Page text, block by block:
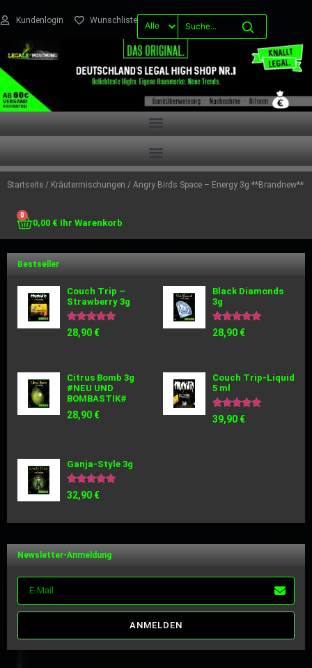
Kundenlogin Wunschliste
Startseite / Kräutermischungen / Angry Birds Space – Energy 3g **Brandnew**
0,00 €
0
Bestseller
Couch Trip –
Strawberry 3g
Bewertet
mit
28,90 €
Black Diamonds
3g
Bewertet
mit
28,90 €
Citrus Bomb 3g
#NEU UND
BOMBASTIK#
28,90 €
Couch Trip-Liquid
5 ml
Bewertet
mit
39,90 €
Ganja-Style 3g
Bewertet
mit
32,90 €
Newsletter-Anmeldung
ANMELDEN